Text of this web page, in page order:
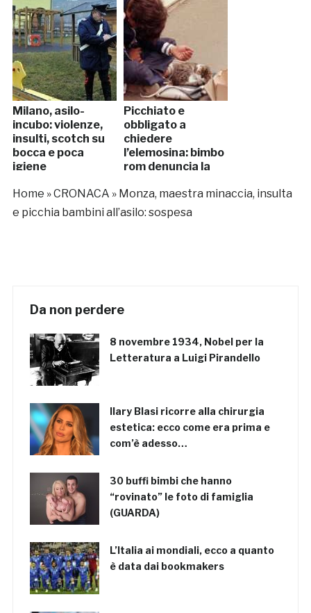
Milano, asilo-
incubo: violenze,
insulti, scotch su
bocca e poca
igiene
Picchiato e
obbligato a
chiedere
l’elemosina: bimbo
rom denuncia la
Home »CRONACA » Monza, maestra minaccia, insulta
e picchia bambini all’asilo: sospesa
Da non perdere
8 novembre 1934, Nobel per la
Letteratura a Luigi Pirandello
Ilary Blasi ricorre alla chirurgia
estetica: ecco come era prima e
com’è adesso…
30 buffi bimbi che hanno
“rovinato” le foto di famiglia
(GUARDA)
L’Italia ai mondiali, ecco a quanto
è data dai bookmakers